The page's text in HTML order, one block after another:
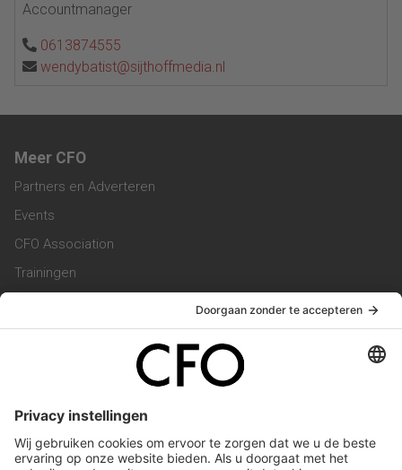
Accountmanager
0613874555
wendybatist@sijthoffmedia.nl
Meer CFO
Partners en Adverteren
Events
CFO Association
Trainingen
Vacatures
Service & Contact
Werken bij ons
Privacy Statement